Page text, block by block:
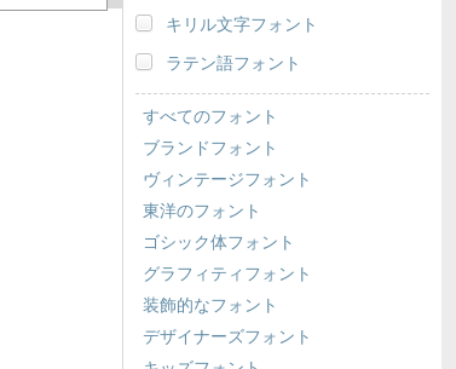
キリル文字フォント
ラテン語フォント
すべてのフォント
ブランドフォント
ヴィンテージフォント
東洋のフォント
ゴシック体フォント
グラフィティフォント
装飾的なフォント
デザイナーズフォント